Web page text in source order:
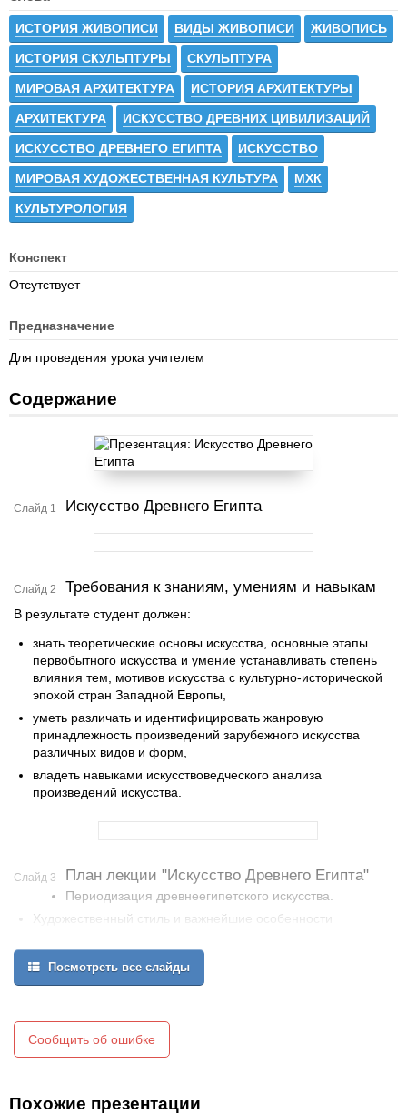
ИСТОРИЯ ЖИВОПИСИ ВИДЫ ЖИВОПИСИ ЖИВОПИСЬ
ИСТОРИЯ СКУЛЬПТУРЫ СКУЛЬПТУРА
МИРОВАЯ АРХИТЕКТУРА ИСТОРИЯ АРХИТЕКТУРЫ
АРХИТЕКТУРА ИСКУССТВО ДРЕВНИХ ЦИВИЛИЗАЦИЙ
ИСКУССТВО ДРЕВНЕГО ЕГИПТА ИСКУССТВО
МИРОВАЯ ХУДОЖЕСТВЕННАЯ КУЛЬТУРА МХК
КУЛЬТУРОЛОГИЯ
Конспект
Отсутствует
Предназначение
Для проведения урока учителем
Содержание
Слайд 1 Искусство Древнего Египта
Слайд 2 Требования к знаниям, умениям и навыкам
В результате студент должен:
знать теоретические основы искусства, основные этапы
первобытного искусства и умение устанавливать степень
влияния тем, мотивов искусства с культурно-исторической
эпохой стран Западной Европы,
уметь различать и идентифицировать жанровую
принадлежность произведений зарубежного искусства
различных видов и форм,
владеть навыками искусствоведческого анализа
произведений искусства.
Слайд 3 План лекции "Искусство Древнего Египта"
Периодизация древнеегипетского искусства.
Художественный стиль и важнейшие особенности
Искусства Древнего и Среднего царства.
Посмотреть все слайды
Сообщить об ошибке
Похожие презентации